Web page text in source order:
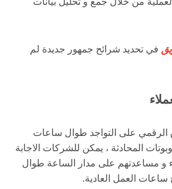
في تحديد شرائح جمهور جديدة لم
الرقمي على التواجد طوال ساعات
المحادثة ، يمكن للشركات الاجابة
و مساعدتهم على مدار الساعة طوال
ساعات العمل العادية.